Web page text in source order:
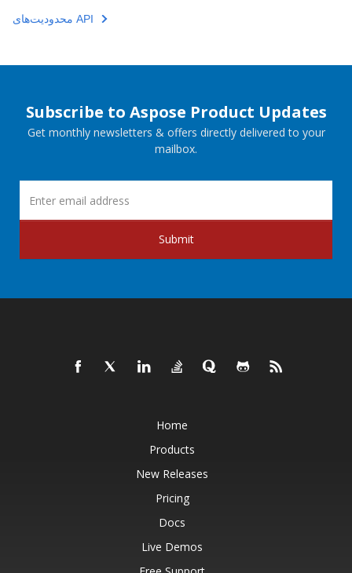
محدودیت‌های API
Subscribe to Aspose Product Updates
Get monthly newsletters & offers directly delivered to your
mailbox.
Submit
Home
Products
New Releases
Pricing
Docs
Live Demos